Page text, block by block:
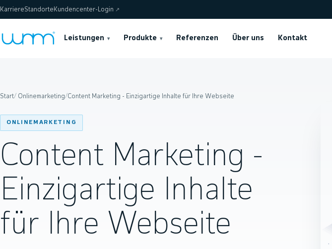
KarriereStandorte Kundencenter-Login ↗
Leistungen ▾ Produkte ▾ Referenzen Über uns Kontakt
Start/ Onlinemarketing/Content Marketing - Einzigartige Inhalte für Ihre Webseite
ONLINEMARKETING
Content Marketing -
Einzigartige Inhalte
für Ihre Webseite